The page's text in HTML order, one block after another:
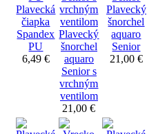
Plavecká
čiapka
Spandex
PU
6,49 €
Plavecký
šnorchel
aquaro
Senior s
vrchným
ventilom
21,00 €
Plavecký
šnorchel
aquaro
Senior
21,00 €